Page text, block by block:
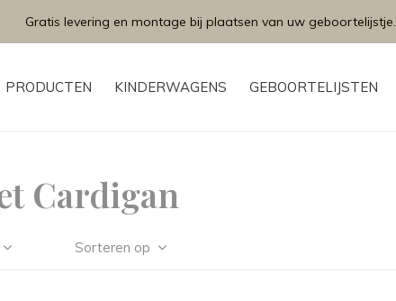
PRODUCTEN KINDERWAGENS GEBOORTELIJSTEN
Gratis levering en montage bij plaatsen van uw geboortelijstje.
Cardigan
Sorteren op